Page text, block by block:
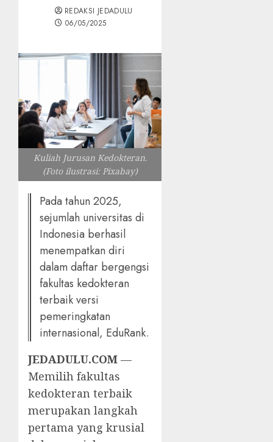
REDAKSI JEDADULU
06/05/2025
Kuliah Jurusan Kedokteran.
(Foto ilustrasi: Pixabay)
Pada tahun 2025,
sejumlah universitas di
Indonesia berhasil
menempatkan diri
dalam daftar bergengsi
fakultas kedokteran
terbaik versi
pemeringkatan
internasional, EduRank.
JEDADULU.COM —
Memilih fakultas
kedokteran terbaik
merupakan langkah
pertama yang krusial